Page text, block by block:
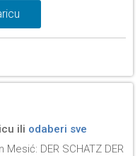
ili odaberi sve
Mesić: DER SCHATZ DER